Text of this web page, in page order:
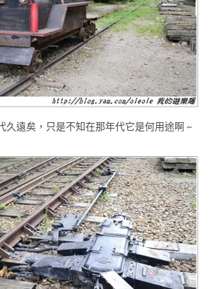
久遠矣，只是不知在那年代它是何用途啊 ~